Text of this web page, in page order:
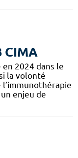
CIMA
en 2024 dans le
la volonté
enjeu de